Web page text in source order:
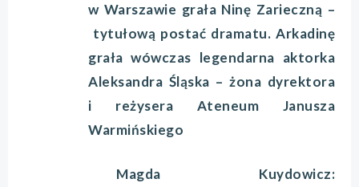
w Warszawie grała Ninę Zarieczną –
tytułową postać dramatu. Arkadinę
grała wówczas legendarna aktorka
Aleksandra Śląska – żona dyrektora
i reżysera Ateneum Janusza
Warmińskiego
Magda Kuydowicz: